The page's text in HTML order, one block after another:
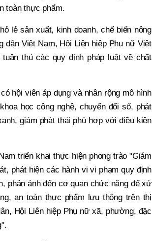
toàn thực phẩm.
lẻ sản xuất, kinh doanh, chế biến nông
dân Việt Nam, Hội Liên hiệp Phụ nữ Việt
thủ các quy định pháp luật về chất
hội viên áp dụng và nhân rộng mô hình
học công nghệ, chuyển đổi số, phát
giảm phát thải phù hợp với điều kiện
triển khai thực hiện phong trào "Giám
phát hiện các hành vi vi phạm quy định
phản ánh đến cơ quan chức năng để xử
an toàn thực phẩm lưu thông trên thị
Hội Liên hiệp Phụ nữ xã, phường, đặc